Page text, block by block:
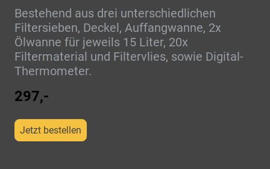
Bestehend aus drei unterschiedlichen
Filtersieben, Deckel, Auffangwanne, 2x
Ölwanne für jeweils 15 Liter, 20x
Filtermaterial und Filtervlies, sowie Digital-
Thermometer.
297,-
Jetzt bestellen